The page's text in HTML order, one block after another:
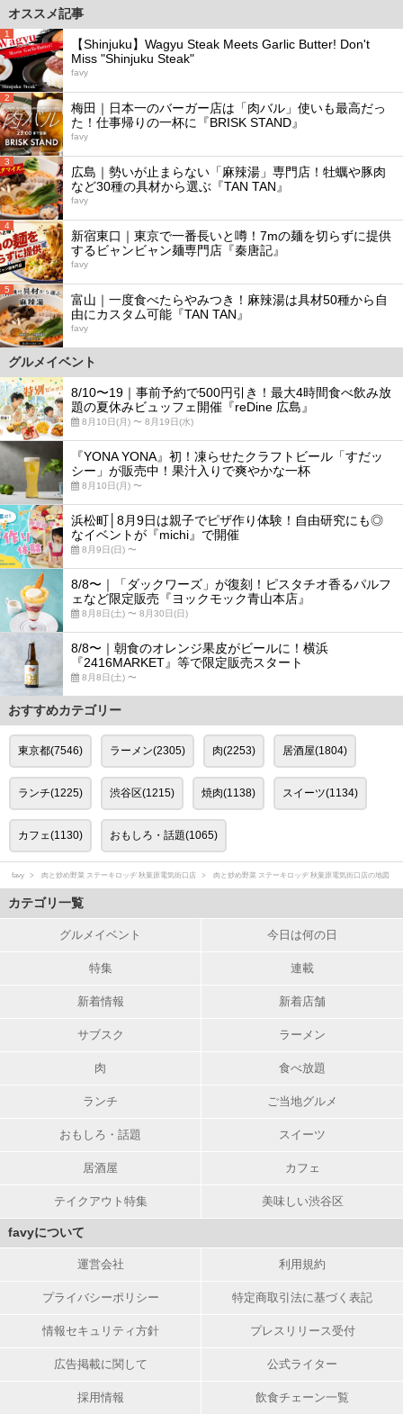
オススメ記事
1
【Shinjuku】Wagyu Steak Meets Garlic Butter! Don't
Miss "Shinjuku Steak"
favy
2
梅田｜日本一のバーガー店は「肉バル」使いも最高だっ
た！仕事帰りの一杯に『BRISK STAND』
favy
3
広島｜勢いが止まらない「麻辣湯」専門店！牡蠣や豚肉
など30種の具材から選ぶ『TAN TAN』
favy
4
新宿東口｜東京で一番長いと噂！7mの麺を切らずに提供
するビャンビャン麺専門店『秦唐記』
favy
5
富山｜一度食べたらやみつき！麻辣湯は具材50種から自
由にカスタム可能『TAN TAN』
favy
グルメイベント
8/10〜19｜事前予約で500円引き！最大4時間食べ飲み放
題の夏休みビュッフェ開催『reDine 広島』
8月10日(月) 〜 8月19日(水)
『YONA YONA』初！凍らせたクラフトビール「すだッ
シー」が販売中！果汁入りで爽やかな一杯
8月10日(月) 〜
浜松町│8月9日は親子でピザ作り体験！自由研究にも◎
なイベントが『michi』で開催
8月9日(日) 〜
8/8〜｜「ダックワーズ」が復刻！ピスタチオ香るパルフ
ェなど限定販売『ヨックモック青山本店』
8月8日(土) 〜 8月30日(日)
8/8〜｜朝食のオレンジ果皮がビールに！横浜
『2416MARKET』等で限定販売スタート
8月8日(土) 〜
おすすめカテゴリー
東京都(7546) ラーメン(2305) 肉(2253) 居酒屋(1804)
ランチ(1225) 渋谷区(1215) 焼肉(1138) スイーツ(1134)
カフェ(1130) おもしろ・話題(1065)
favy 肉と炒め野菜 ステーキロッヂ 秋葉原電気街口店 肉と炒め野菜 ステーキロッヂ 秋葉原電気街口店の地図
カテゴリ一覧
グルメイベント 今日は何の日
特集 連載
新着情報 新着店舗
サブスク ラーメン
肉 食べ放題
ランチ ご当地グルメ
おもしろ・話題 スイーツ
居酒屋 カフェ
テイクアウト特集 美味しい渋谷区
favyについて
運営会社 利用規約
プライバシーポリシー 特定商取引法に基づく表記
情報セキュリティ方針 プレスリリース受付
広告掲載に関して 公式ライター
採用情報 飲食チェーン一覧